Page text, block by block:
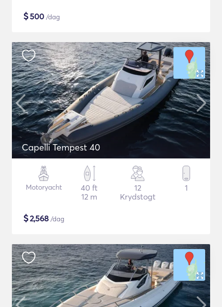
$500 /dag
Capelli Tempest 40
Motoryacht
40 ft
12 m
12
Krydstogt
1
$2,568 /dag